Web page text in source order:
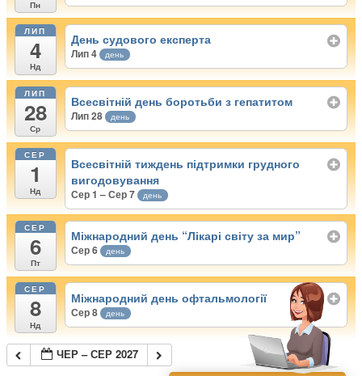
Пн
ЛИП
4
Нд
День судового експерта
Лип 4 день
ЛИП
28
Ср
Всесвітній день боротьби з гепатитом
Лип 28 день
СЕР
1
Нд
Всесвітній тиждень підтримки грудного
вигодовування
Сер 1 – Сер 7 день
СЕР
6
Пт
Міжнародний день “Лікарі світу за мир”
Сер 6 день
СЕР
8
Нд
Міжнародний день офтальмології
Сер 8 день
ЧЕР – СЕР 2027